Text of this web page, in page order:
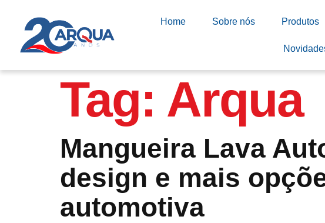
Home Sobre nós Produtos
Tag: Arqua
Mangueira Lava
design e mais
automotiva